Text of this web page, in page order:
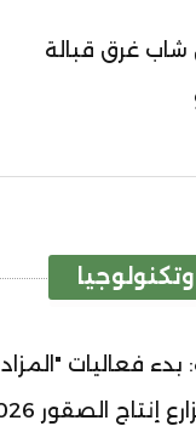
شاب غرق قبالة
بدء فعاليات "المزاد
إنتاج الصقور 2026"